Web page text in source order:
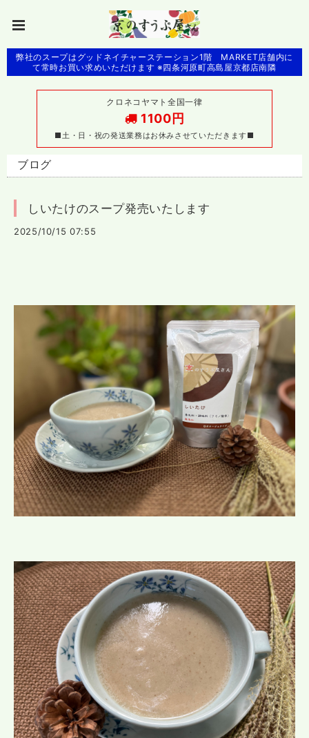
弊社のスープはグッドネイチャーステーション1階 MARKET店舗内に
て常時お買い求めいただけます ※四条河原町高島屋京都店南隣
クロネコヤマト全国一律
1100円
■土・日・祝の発送業務はお休みさせていただきます■
ブログ
しいたけのスープ発売いたします
2025/10/15 07:55